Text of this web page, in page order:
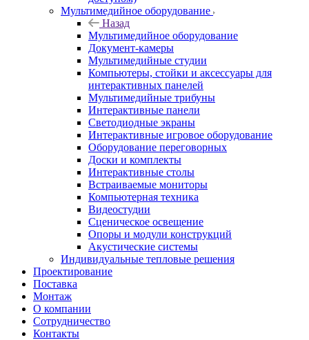
Мультимедийное оборудование
Назад
Мультимедийное оборудование
Документ-камеры
Мультимедийные студии
Компьютеры, стойки и аксессуары для
интерактивных панелей
Мультимедийные трибуны
Интерактивные панели
Светодиодные экраны
Интерактивные игровое оборудование
Оборудование переговорных
Доски и комплекты
Интерактивные столы
Встраиваемые мониторы
Компьютерная техника
Видеостудии
Cценическое освещение
Опоры и модули конструкций
Акустические системы
Индивидуальные тепловые решения
Проектирование
Поставка
Монтаж
О компании
Сотрудничество
Контакты